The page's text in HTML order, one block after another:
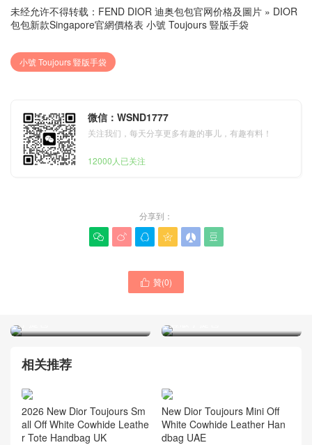
未经允许不得转载： FEND DIOR 迪奥包包官网价格及圖片 » DIOR
包包新款Singapore官網價格表 小號 Toujours 豎版手袋
小號 Toujours 豎版手袋
微信：WSND1777
关注我们，每天分享更多有趣的事儿，有趣有料！
12000人已关注
分享到：
     
 贊(0)
DIOR女包新款Singapore官
豎版手提包
相关推荐
2026 New Dior Toujours Sm
all Off White Cowhide Leathe
r Tote Handbag UK
New Dior Toujours Mini Off
White Cowhide Leather Han
dbag UAE